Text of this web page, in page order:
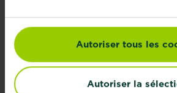
Autoriser tous les
Autoriser la
plante la mieux adaptée à la
avec la connaissance de votre
déjà un bon jardinier !